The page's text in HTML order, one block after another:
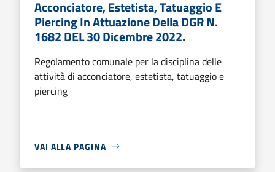
Acconciatore, Estetista, Tatuaggio E
Piercing In Attuazione Della DGR N.
1682 DEL 30 Dicembre 2022.
Regolamento comunale per la disciplina delle
attività di acconciatore, estetista, tatuaggio e
piercing
VAI ALLA PAGINA